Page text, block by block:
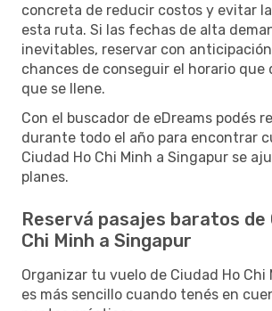
concreta de reducir costos y evitar
esta ruta. Si las fechas de alta
inevitables, reservar con
chances de conseguir el horario que
que se llene.
Con el buscador de eDreams podés
durante todo el año para encontrar
Ciudad Ho Chi Minh a Singapur se
planes.
Reservá pasajes baratos de
Chi Minh a Singapur
Organizar tu vuelo de Ciudad Ho Chi
es más sencillo cuando tenés en